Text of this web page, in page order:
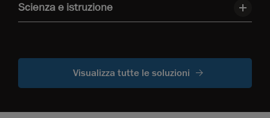
Scienza e istruzione
Visualizza tutte le soluzioni